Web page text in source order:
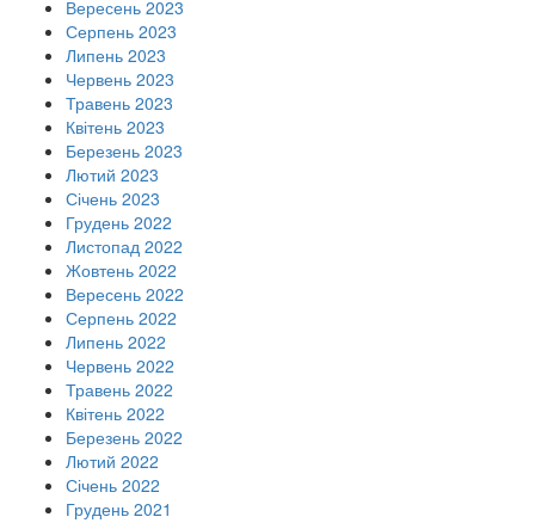
Вересень 2023
Серпень 2023
Липень 2023
Червень 2023
Травень 2023
Квітень 2023
Березень 2023
Лютий 2023
Січень 2023
Грудень 2022
Листопад 2022
Жовтень 2022
Вересень 2022
Серпень 2022
Липень 2022
Червень 2022
Травень 2022
Квітень 2022
Березень 2022
Лютий 2022
Січень 2022
Грудень 2021